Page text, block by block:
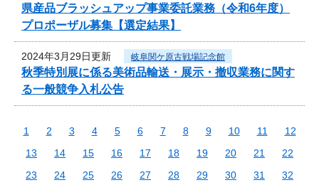
県産品ブラッシュアップ事業委託業務（令和6年度）
プロポーザル募集【選定結果】
2024年3月29日更新 岐阜関ケ原古戦場記念館
秋季特別展に係る美術品輸送・展示・撤収業務に関す
る一般競争入札公告
1 2 3 4 5 6 7 8 9 10 11
12
13
14 15 16 17 18 19 20 21
22
23
24 25 26 27 28 29 30 31
32